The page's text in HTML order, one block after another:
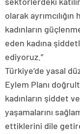
olarak
kadınların
eden kadına
ediyoruz.”
Türkiye’de yasal
Eylem Planı
kadınların şiddet
yaşamalarını
ettiklerini dile